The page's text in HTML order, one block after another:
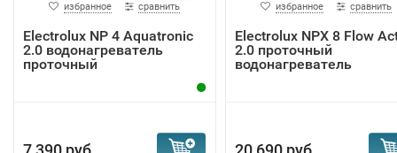
избранное сравнить
Electrolux NP 4 Aquatronic
2.0 водонагреватель
проточный
избранное сравнить
Electrolux NPX 8 Flow
2.0 проточный
водонагреватель